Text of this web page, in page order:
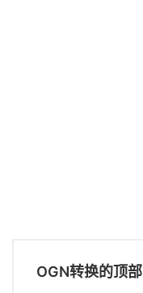
OGN转换的顶部